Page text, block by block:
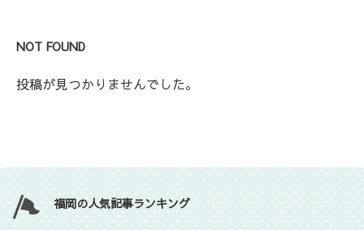
NOT FOUND
投稿が見つかりませんでした。
福岡の人気記事ランキング